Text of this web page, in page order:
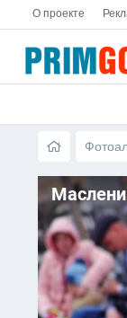
О проекте